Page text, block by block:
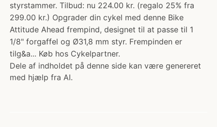
styrstammer. Tilbud: nu 224.00 kr. (regalo 25% fra
299.00 kr.) Opgrader din cykel med denne Bike
Attitude Ahead frempind, designet til at passe til 1
1/8" forgaffel og Ø31,8 mm styr. Frempinden er
tilg&a... Køb hos Cykelpartner.
Dele af indholdet på denne side kan være genereret
med hjælp fra AI.